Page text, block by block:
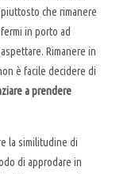
piuttosto che rimanere
fermi in porto ad
aspettare. Rimanere in
è facile decidere di
a prendere
la similitudine di
di approdare in